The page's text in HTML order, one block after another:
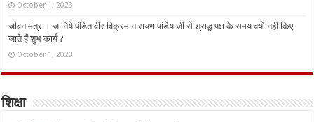
October 1, 2023
जीवन मंत्र । जानिये पंडित वीर विक्रम नारायण पांडेय जी से श्राद्ध पक्ष के समय क्यों नहीं किए
जाते हैं शुभ कार्य ?
October 1, 2023
शिक्षा